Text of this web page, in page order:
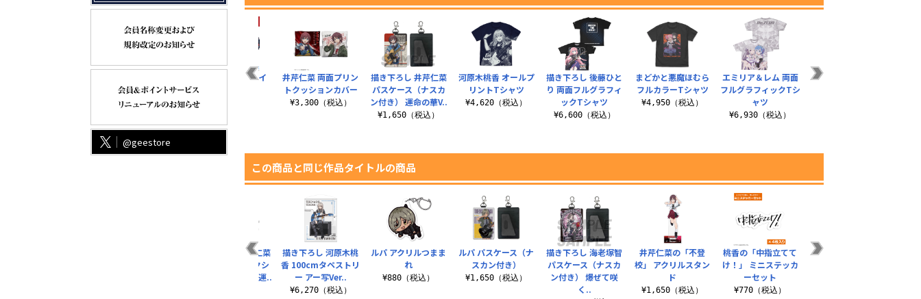
@geestore
河原木桃香 オールプ
リントTシャツ
¥4,620（税込）
描き下ろし 後藤ひと
り 両面フルグラフィ
ックTシャツ
¥6,600（税込）
まどかと悪魔ほむら
フルカラーTシャツ
¥4,950（税込）
エミリア＆レム 両面
フルグラフィックTシ
ャツ
¥6,930（税込）
ルパ オールプリント
リントTシャツ
¥4,620（税込）
井芹仁菜 ネクタイ
井芹仁菜 両面プリン
トクッションカバー
¥3,300（税込）
描き下ろし 井芹仁菜
パスケース（ナスカ
ン付き） 運命の華V..
¥1,650（税込）
この商品と同じ作品タイトルの商品
ルパ パスケース（ナ
スカン付き）
¥1,650（税込）
描き下ろし 海老塚智
パスケース（ナスカ
ン付き） 爆ぜて咲
く..
井芹仁菜の「不登
校」 アクリルスタン
ド
¥1,650（税込）
桃香の「中指立てて
け！」 ミニステッカ
ーセット
¥770（税込）
トゲナシトゲアリ T
描き下ろし 井芹仁菜
フルグラフィックシ
ームレスTシャツ 運..
描き下ろし 河原木桃
香 100cmタペストリ
ー アー写Ver..
¥6,270（税込）
ルパ アクリルつまま
れ
¥880（税込）